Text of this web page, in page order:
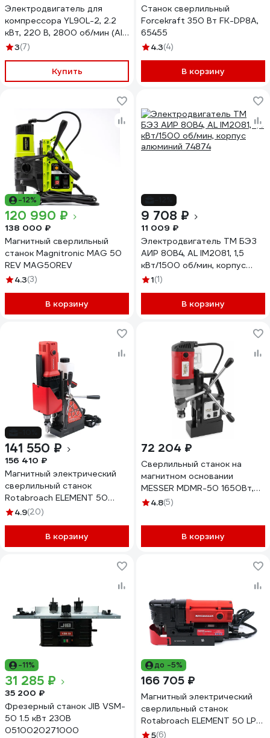
Электродвигатель для
компрессора YL90L-2, 2.2
кВт, 220 В, 2800 об/мин (Al)
ЭнергоРесурс 9917001
3(7)
Купить
Станок сверлильный
Forcekraft 350 Вт FK-DP8A,
65455
4.3(4)
В корзину
-12%
120 990 ₽
138 000 ₽
Магнитный сверлильный
станок Magnitronic MAG 50
REV MAG50REV
4.3(3)
В корзину
9 708 ₽
11 009 ₽
Электродвигатель ТМ БЭЗ
АИР 80B4, AL IM2081, 1,5
кВт/1500 об/мин, корпус
алюминий 74874
1(1)
В корзину
141 550 ₽
156 410 ₽
Магнитный электрический
сверлильный станок
Rotabroach ELEMENT 50
КБ008990
4.9(20)
В корзину
72 204 ₽
Сверлильный станок на
магнитном основании
MESSER MDMR-50 1650Вт,
570 об/мин, 15500N,
4.8(5)
В корзину
-11%
31 285 ₽
35 200 ₽
Фрезерный станок JIB VSM-
50 1.5 кВт 230В
0510020271000
до -5%
166 705 ₽
Магнитный электрический
сверлильный станок
Rotabroach ELEMENT 50 LP
низкий профиль КБ003011
5(6)